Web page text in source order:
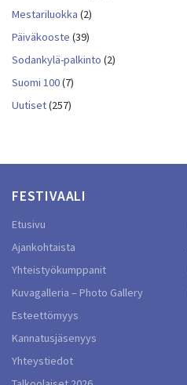
Mestariluokka (2)
Päiväkooste (39)
Sodankylä-palkinto (2)
Suomi 100(7)
Uutiset(257)
FESTIVAALI
Etusivu
Ajankohtaista
Yhteistyökumppanit
Kuvagalleria – Photo Gallery
Esteettömyys
Kannatusjäsenyys
Yhteystiedot